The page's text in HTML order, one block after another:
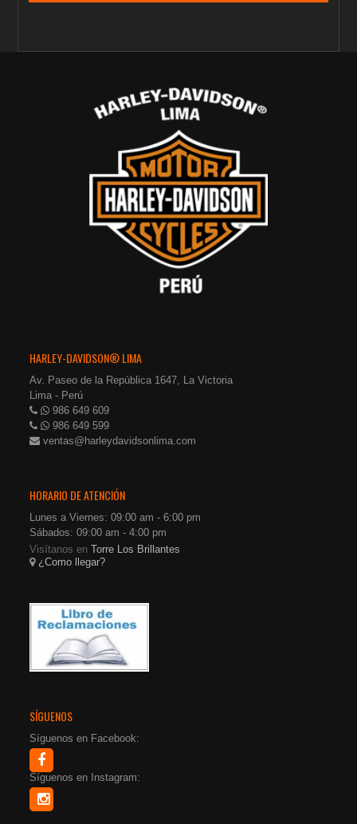
HARLEY-DAVIDSON® LIMA
Av. Paseo de la República 1647, La Victoria
Lima - Perú
986 649 609
986 649 599
ventas@harleydavidsonlima.com
HORARIO DE ATENCIÓN
Lunes a Viernes: 09:00 am - 6:00 pm
Sábados: 09:00 am - 4:00 pm
Visítanos enTorre Los Brillantes
¿Como llegar?
SÍGUENOS
Síguenos en Facebook:
Síguenos en Instagram: